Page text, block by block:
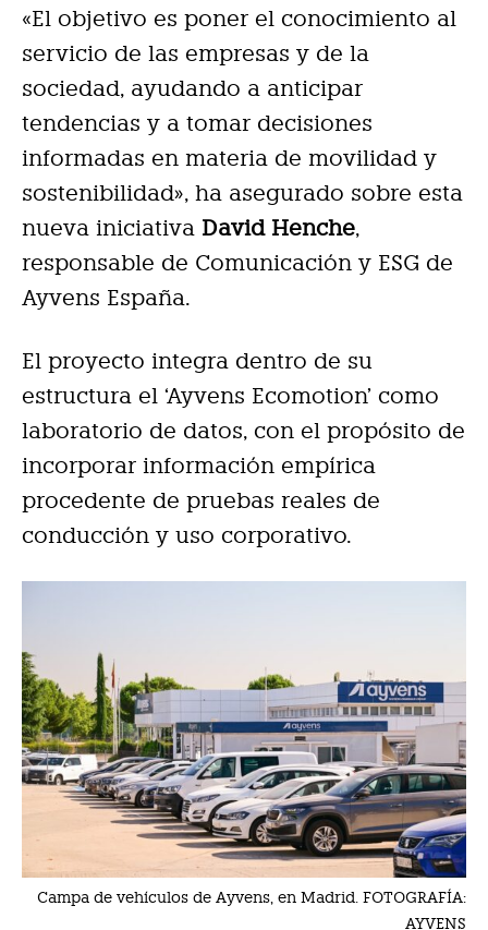
«El objetivo es poner el conocimiento al
servicio de las empresas y de la
sociedad, ayudando a anticipar
tendencias y a tomar decisiones
informadas en materia de movilidad y
sostenibilidad», ha asegurado sobre esta
nueva iniciativa David Henche,
responsable de Comunicación y ESG de
Ayvens España.
El proyecto integra dentro de su
estructura el ‘Ayvens Ecomotion’ como
laboratorio de datos, con el propósito de
incorporar información empírica
procedente de pruebas reales de
conducción y uso corporativo.
Campa de vehículos de Ayvens, en Madrid. FOTOGRAFÍA:
AYVENS